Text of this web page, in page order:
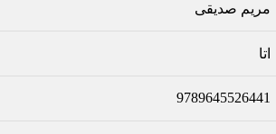
مریم صدیقی
اتا
9789645526441